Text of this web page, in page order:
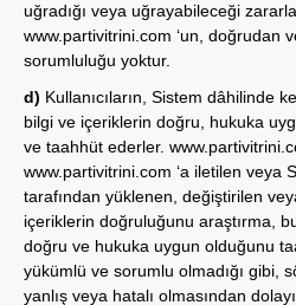
uğradığı veya uğrayabileceği
www.partivitrini.com ‘un, doğrudan
sorumluluğu yoktur.
d) Kullanıcıların, Sistem dâhilinde
bilgi ve içeriklerin doğru, hukuka
ve taahhüt ederler.
www.partivitrini.com ‘a iletilen veya
tarafından yüklenen, değiştirilen
içeriklerin doğruluğunu araştırma,
doğru ve hukuka uygun olduğunu
yükümlü ve sorumlu olmadığı gibi,
yanlış veya hatalı olmasından